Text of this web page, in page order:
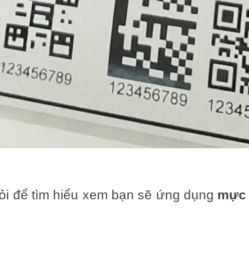
để tìm hiểu xem bạn sẽ ứng dụng mực